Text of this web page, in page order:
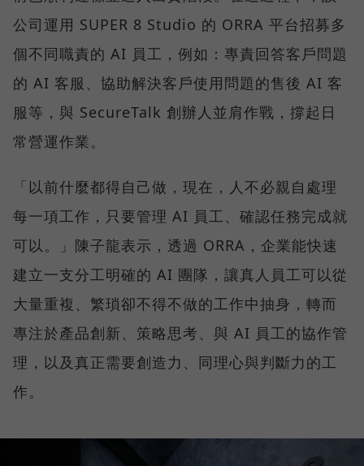
公司運用 SUPER 8 Studio 的 ORRA 平台招募多
個不同職責的 AI 員工，例如：專責回答客戶問題
的 AI 客服、協助解決客戶使用問題的售後 AI 客
服等，與 SecureTalk 創辦人並肩作戰，撐起日
常營運作業。
「以前什麼都得自己做，現在，人不必親自處理
每一項工作，只要管理 AI 員工、確認任務完成就
可以。」陳子龍表示，透過 ORRA，企業能快速
建立一支分工明確的 AI 團隊，讓真人員工可以從
大量重複、繁瑣卻不得不做的工作中抽身，轉而
專注於產品創新、策略思考、與 AI 員工的協作管
理，以及真正需要創造力、同理心與判斷力的工
作。